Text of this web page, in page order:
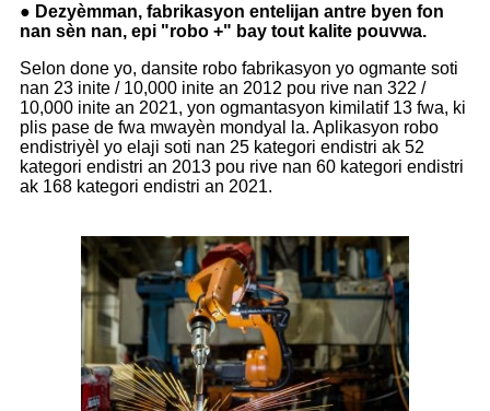
● Dezyèmman, fabrikasyon entelijan antre byen fon
nan sèn nan, epi "robo +" bay tout kalite pouvwa.
Selon done yo, dansite robo fabrikasyon yo ogmante soti
nan 23 inite / 10,000 inite an 2012 pou rive nan 322 /
10,000 inite an 2021, yon ogmantasyon kimilatif 13 fwa, ki
plis pase de fwa mwayèn mondyal la. Aplikasyon robo
endistriyèl yo elaji soti nan 25 kategori endistri ak 52
kategori endistri an 2013 pou rive nan 60 kategori endistri
ak 168 kategori endistri an 2021.